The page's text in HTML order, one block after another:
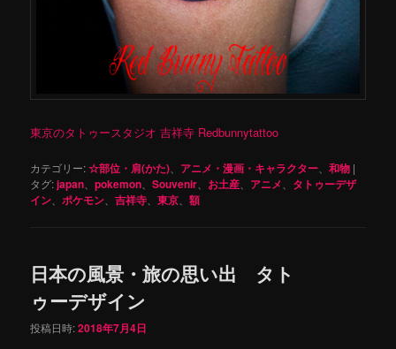
東京のタトゥースタジオ 吉祥寺 Redbunnytattoo
カテゴリー:☆部位・肩(かた)、 アニメ・漫画・キャラクター、和物 |
タグ:japan、pokemon、Souvenir、 お土産、 アニメ、 タトゥーデザ
イン、ポケモン、吉祥寺、東京、額
日本の風景・旅の思い出 タト
ゥーデザイン
投稿日時:2018年7月4日